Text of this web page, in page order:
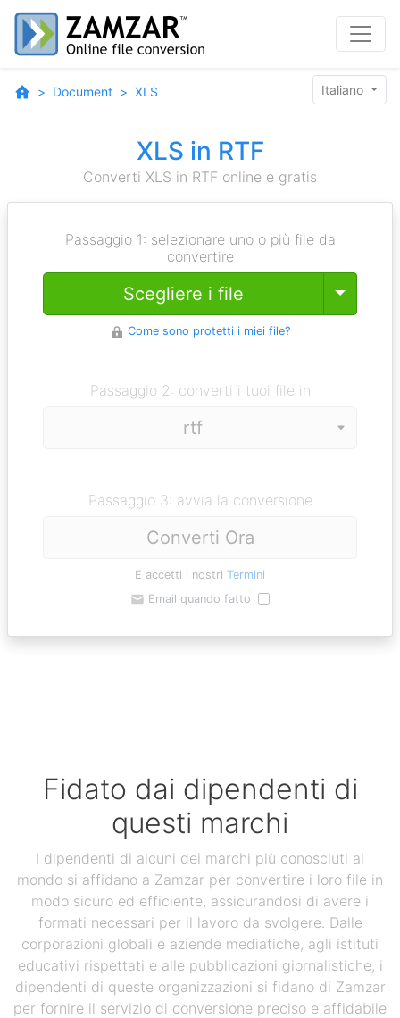
Document XLS Italiano
XLS in RTF
Converti XLS in RTF online e gratis
Passaggio 1: selezionare uno o più file da
convertire
Scegliere i file Toggle
Come sono protetti i miei file?
Passaggio 2: converti i tuoi file in
Passaggio 3: avvia la conversione
Converti Ora
E accetti i nostri Termini
Email quando fatto
Fidato dai dipendenti di
questi marchi
I dipendenti di alcuni dei marchi più conosciuti al
mondo si affidano a Zamzar per convertire i loro file in
modo sicuro ed efficiente, assicurandosi di avere i
formati necessari per il lavoro da svolgere. Dalle
corporazioni globali e aziende mediatiche, agli istituti
educativi rispettati e alle pubblicazioni giornalistiche, i
dipendenti di queste organizzazioni si fidano di Zamzar
per fornire il servizio di conversione preciso e affidabile